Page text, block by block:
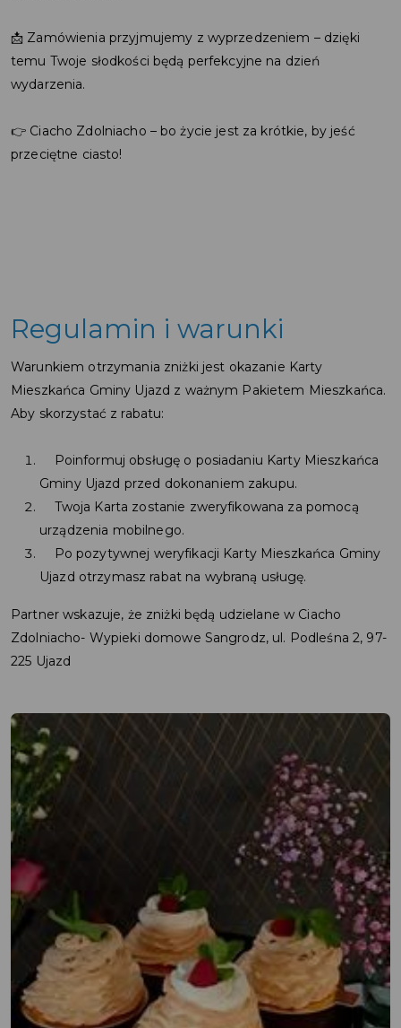
📩 Zamówienia przyjmujemy z wyprzedzeniem – dzięki
temu Twoje słodkości będą perfekcyjne na dzień
wydarzenia.
👉 Ciacho Zdolniacho – bo życie jest za krótkie, by jeść
przeciętne ciasto!
Regulamin i warunki
Warunkiem otrzymania zniżki jest okazanie Karty
Mieszkańca Gminy Ujazd z ważnym Pakietem Mieszkańca.
Aby skorzystać z rabatu:
Poinformuj obsługę o posiadaniu Karty Mieszkańca
Gminy Ujazd przed dokonaniem zakupu.
Twoja Karta zostanie zweryfikowana za pomocą
urządzenia mobilnego.
Po pozytywnej weryfikacji Karty Mieszkańca Gminy
Ujazd otrzymasz rabat na wybraną usługę.
Partner wskazuje, że zniżki będą udzielane w Ciacho
Zdolniacho- Wypieki domowe Sangrodz, ul. Podleśna 2, 97-
225 Ujazd